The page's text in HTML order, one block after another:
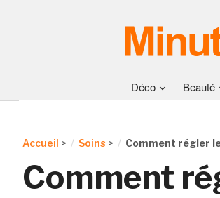
Déco Beauté
Accueil > Soins > Comment régler
Comment